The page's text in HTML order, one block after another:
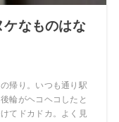
ケなものはな
帰り。いつも通り駅
輪がヘコヘコしたと
てドカドカ。よく見